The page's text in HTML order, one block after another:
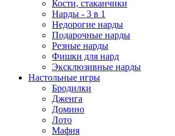
Кости, стаканчики
Нарды - 3 в 1
Недорогие нарды
Подарочные нарды
Резные нарды
Фишки для нард
Эксклюзивные нарды
Настольные игры
Бродилки
Дженга
Домино
Лото
Мафия